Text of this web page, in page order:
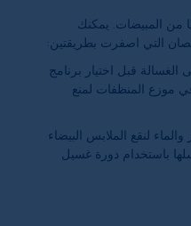
من المبيضات. يمكنك
التي اصفرت بطريقتين:
قبل اختيار برنامج
موزع المنظفات لمنع
لنقع الملابس البيضاء
باستخدام دورة غسيل